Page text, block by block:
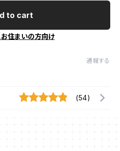
to cart
住まいの方向け
通報する
(54)